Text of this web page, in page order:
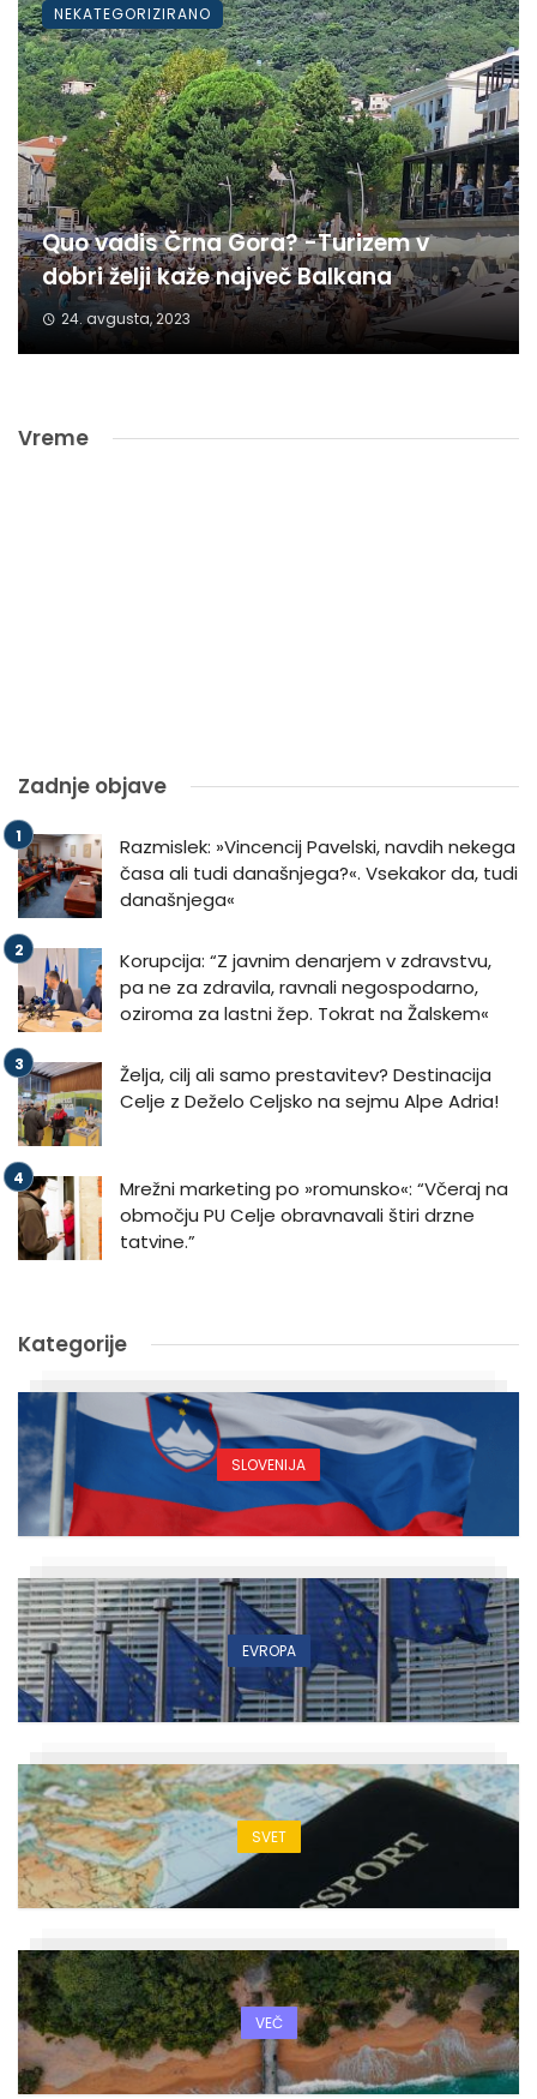
Quo vadis Črna Gora? -Turizem v
dobri želji kaže največ Balkana
24. avgusta, 2023
NEKATEGORIZIRANO
Vreme
Zadnje objave
Razmislek: »Vincencij Pavelski, navdih nekega
časa ali tudi današnjega?«. Vsekakor da, tudi
današnjega«
Korupcija: “Z javnim denarjem v zdravstvu,
pa ne za zdravila, ravnali negospodarno,
oziroma za lastni žep. Tokrat na Žalskem«
Želja, cilj ali samo prestavitev? Destinacija
Celje z Deželo Celjsko na sejmu Alpe Adria!
Mrežni marketing po »romunsko«: “Včeraj na
območju PU Celje obravnavali štiri drzne
tatvine.”
Kategorije
SLOVENIJA
EVROPA
SVET
VEČ